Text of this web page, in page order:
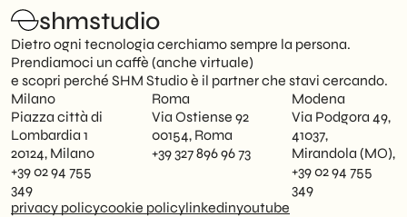
shmstudio
Dietro ogni tecnologia cerchiamo sempre la persona.
Prendiamoci un caffè (anche virtuale)
e scopri perché SHM Studio è il partner che stavi cercando.
Milano
Piazza città di
Lombardia 1
20124, Milano
+39 02 94 755
349
Roma
Via Ostiense 92
00154, Roma
+39 327 896 96 73
Modena
Via Podgora 49,
41037,
Mirandola (MO),
+39 02 94 755
349
privacy policycookie policylinkedinyoutube